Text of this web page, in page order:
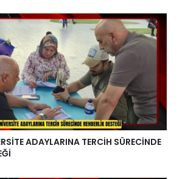
ADAYLARINA TERCİH SÜRECİNDE